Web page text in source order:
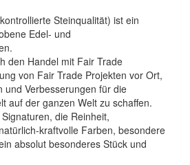
Steinqualität) ist ein
Edel- und
den Handel mit Fair Trade
von Fair Trade Projekten vor Ort,
und Verbesserungen für die
auf der ganzen Welt zu schaffen.
die Reinheit,
kraftvolle Farben, besondere
absolut besonderes Stück und